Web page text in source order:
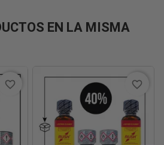
EN LA MISMA
favorite_border favorite_border